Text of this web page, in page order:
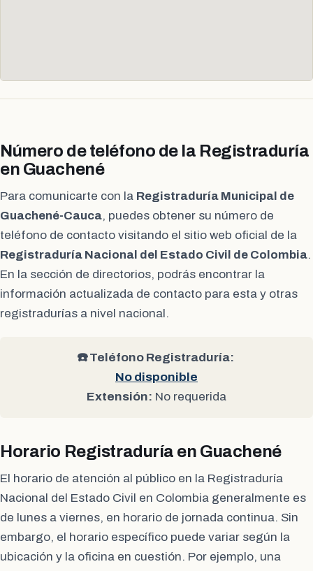
Número de teléfono de la Registraduría
en Guachené
Para comunicarte con la Registraduría Municipal de
Guachené-Cauca, puedes obtener su número de
teléfono de contacto visitando el sitio web oficial de la
Registraduría Nacional del Estado Civil de Colombia.
En la sección de directorios, podrás encontrar la
información actualizada de contacto para esta y otras
registradurías a nivel nacional.
☎️ Teléfono Registraduría:
No disponible
Extensión: No requerida
Horario Registraduría en Guachené
El horario de atención al público en la Registraduría
Nacional del Estado Civil en Colombia generalmente es
de lunes a viernes, en horario de jornada continua. Sin
embargo, el horario específico puede variar según la
ubicación y la oficina en cuestión. Por ejemplo, una